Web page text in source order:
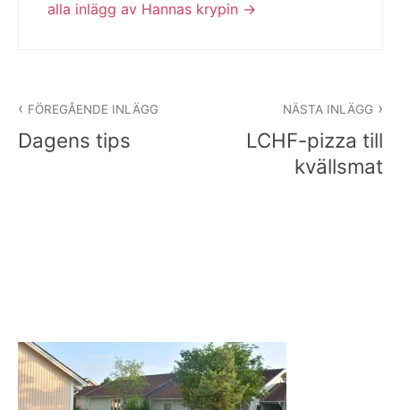
alla inlägg av Hannas krypin
FÖREGÅENDE INLÄGG
Dagens tips
NÄSTA INLÄGG
LCHF-pizza till
kvällsmat